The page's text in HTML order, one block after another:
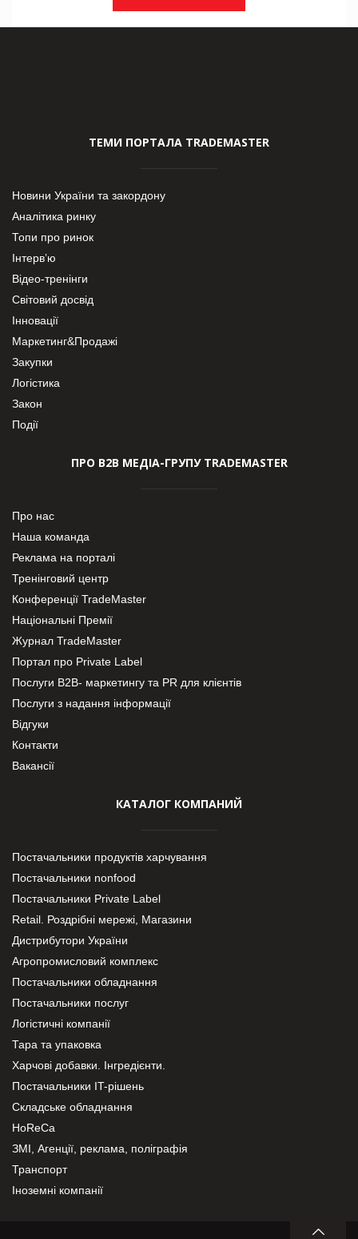
ТЕМИ ПОРТАЛА TRADEMASTER
Новини України та закордону
Аналітика ринку
Топи про ринок
Інтерв’ю
Відео-тренінги
Світовий досвід
Інновації
Маркетинг&Продажі
Закупки
Логістика
Закон
Події
ПРО В2В МЕДІА-ГРУПУ TRADEMASTER
Про нас
Наша команда
Реклама на порталі
Тренінговий центр
Конференції TradeMaster
Національні Премії
Журнал TradeMaster
Портал про Private Label
Послуги В2В- маркетингу та PR для клієнтів
Послуги з надання інформації
Відгуки
Контакти
Вакансії
КАТАЛОГ КОМПАНИЙ
Постачальники продуктів харчування
Постачальники nonfood
Постачальники Private Label
Retail. Роздрібні мережі, Магазини
Дистрибутори України
Агропромисловий комплекс
Постачальники обладнання
Постачальники послуг
Логістичні компанії
Тара та упаковка
Харчові добавки. Інгредієнти.
Постачальники IT-рішень
Складське обладнання
HoReCa
ЗМІ, Агенції, реклама, поліграфія
Транспорт
Іноземні компанії